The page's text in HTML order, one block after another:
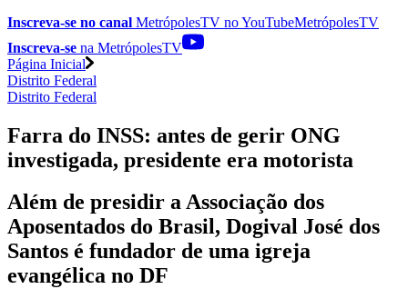
Inscreva-se no canal MetrópolesTV noYouTubeMetrópolesTV
Inscreva-se na MetrópolesTV
Página Inicial
Distrito Federal
Distrito Federal
Farra do INSS: antes de gerir ONG
investigada, presidente era motorista
Além de presidir a Associação dos
Aposentados do Brasil, Dogival José dos
Santos é fundador de uma igreja
evangélica no DF